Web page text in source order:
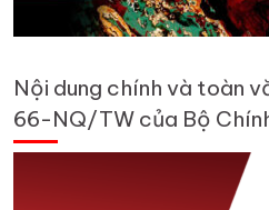
Nội dung chính và toàn
66-NQ/TW của Bộ